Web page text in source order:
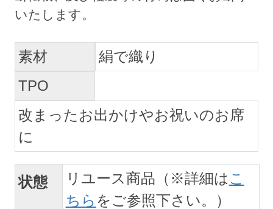
素材
絹で織り
TPO
改まったお出かけやお祝いのお席
に
状態 リユース商品（※詳細は こ
ちら をご参照下さい。）